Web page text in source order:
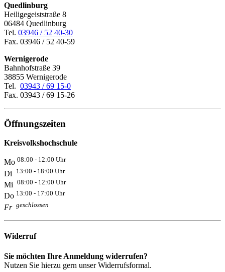
Quedlinburg
Heiligegeiststraße 8
06484 Quedlinburg
Tel. 03946 / 52 40-30
Fax. 03946 / 52 40-59
Wernigerode
Bahnhofstraße 39
38855 Wernigerode
Tel. 03943 / 69 15-0
Fax. 03943 / 69 15-26
Öffnungszeiten
Kreisvolkshochschule
Mo 08:00 - 12:00 Uhr
Di 13:00 - 18:00 Uhr
Mi 08:00 - 12:00 Uhr
Do 13:00 - 17:00 Uhr
Fr geschlossen
Widerruf
Sie möchten Ihre Anmeldung widerrufen?
Nutzen Sie hierzu gern unser Widerrufsformal.